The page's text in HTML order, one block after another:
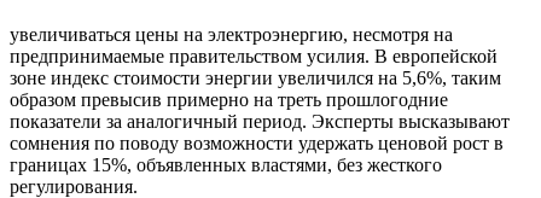
увеличиваться цены на электроэнергию, несмотря на
предпринимаемые правительством усилия. В европейской
зоне индекс стоимости энергии увеличился на 5,6%, таким
образом превысив примерно на треть прошлогодние
показатели за аналогичный период. Эксперты высказывают
сомнения по поводу возможности удержать ценовой рост в
границах 15%, объявленных властями, без жесткого
регулирования.